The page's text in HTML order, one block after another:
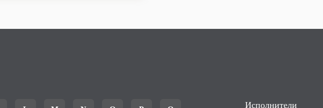
Исполнители